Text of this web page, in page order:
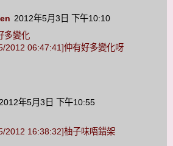
2012年5月3日 下午10:10
多變化
2012 06:47:41]仲有好多變化呀
2012年5月3日 下午10:55
2012 16:38:32]柚子味唔錯架